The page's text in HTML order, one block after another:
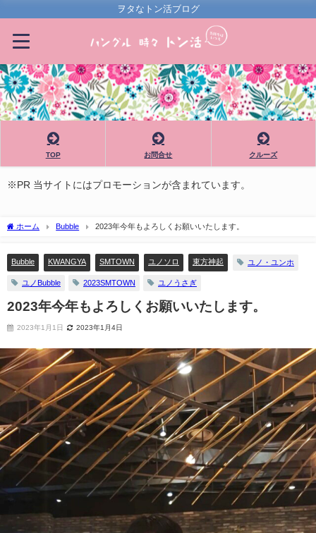
ヲタなトン活ブログ
TOP お問合せ クルーズ
※PR 当サイトにはプロモーションが含まれています。
ホーム Bubble 2023年今年もよろしくお願いいたします。
Bubble KWANGYA SMTOWN ユノソロ 東方神起 ユノ・ユンホ
ユノBubble 2023SMTOWN ユノうさぎ
2023年今年もよろしくお願いいたします。
2023年1月1日 2023年1月4日